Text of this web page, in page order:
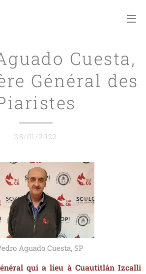
Cuesta,
Général des
28/01/2022
Aguado Cuesta, SP
qui a lieu à Cuautitlán Izcalli